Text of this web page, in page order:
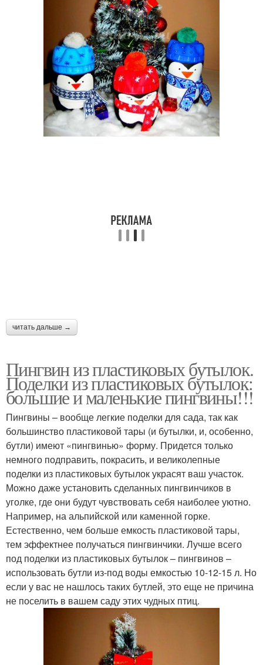
читать дальше →
Пингвин из пластиковых бутылок.
Поделки из пластиковых бутылок:
большие и маленькие пингвины!!!
Пингвины – вообще легкие поделки для сада, так как
большинство пластиковой тары (и бутылки, и, особенно,
бутли) имеют «пингвинью» форму. Придется только
немного подправить, покрасить, и великолепные
поделки из пластиковых бутылок украсят ваш участок.
Можно даже установить сделанных пингвинчиков в
уголке, где они будут чувствовать себя наиболее уютно.
Например, на альпийской или каменной горке.
Естественно, чем больше емкость пластиковой тары,
тем эффектнее получаться пингвинчики. Лучше всего
под поделки из пластиковых бутылок – пингвинов –
использовать бутли из-под воды емкостью 10-12-15 л. Но
если у вас не нашлось таких бутлей, это еще не причина
не поселить в вашем саду этих чудных птиц.